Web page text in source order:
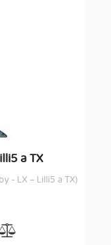
a TX
- LX – Lilli5 a TX)